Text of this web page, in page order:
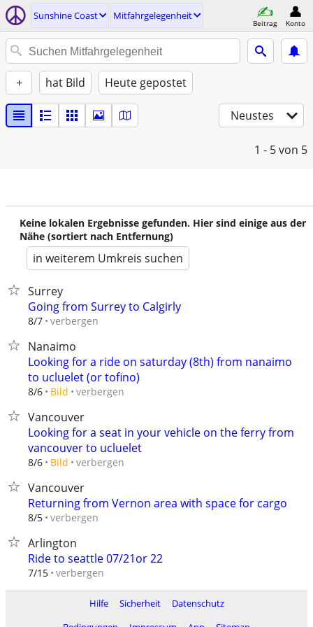
Sunshine Coast Mitfahrgelegenheit
Beitrag Konto
+ hat Bild Heute gepostet
Neustes
1 - 5von 5
Keine lokalen Ergebnisse gefunden. Hier sind einige aus der
Nähe (sortiert nach Entfernung)
in weiterem Umkreis suchen
Surrey
Going from Surrey to Calgirly
8/7 verbergen
Nanaimo
Looking for a ride on saturday (8th) from nanaimo
to ucluelet (or tofino)
8/6 Bild verbergen
Vancouver
Looking for a seat in your vehicle on the ferry from
vancouver to ucluelet
8/6 Bild verbergen
Vancouver
Returning from Vernon area with space for cargo
8/5 verbergen
Arlington
Ride to seattle 07/21or 22
7/15 verbergen
Hilfe Sicherheit
Datenschutz